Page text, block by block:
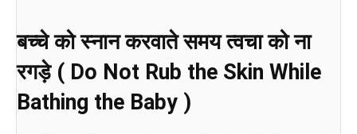
बच्चे को स्नान करवाते समय त्वचा को ना
रगड़े ( Do Not Rub the Skin While
Bathing the Baby )